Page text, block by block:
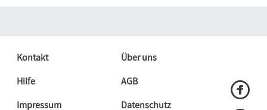
Kontakt
Über uns
Hilfe
AGB
Impressum
Datenschutz